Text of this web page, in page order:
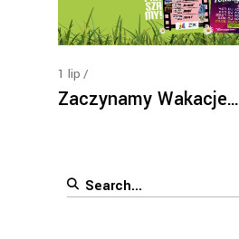
1 lip
Zaczynamy Wakacje…
Search